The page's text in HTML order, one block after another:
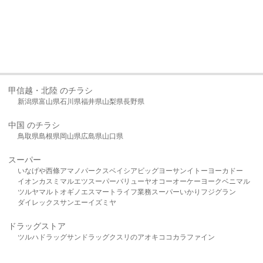
甲信越・北陸 のチラシ
新潟県富山県石川県福井県山梨県長野県
中国 のチラシ
鳥取県島根県岡山県広島県山口県
スーパー
いなげや西條アマノパークスベイシア ビッグヨーサンイトーヨーカドー
イオンカスミ マルエツスーパーバリューヤオコーオーケー ヨークベニマル
ツルヤマルト オギノ エスマート ライフ業務スーパーいかり フジグラン
ダイレックスサンエーイズミヤ
ドラッグストア
ツルハドラッグサンドラッグクスリのアオキ ココカラファイン